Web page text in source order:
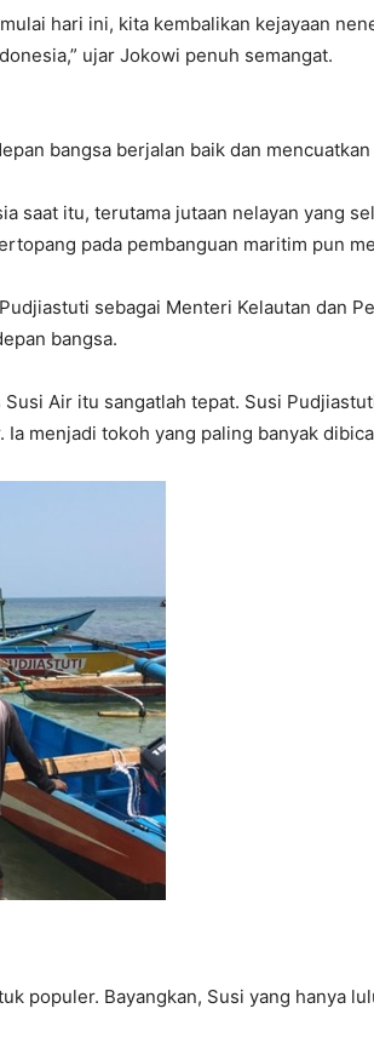
hari ini, kita kembalikan kejayaan
ujar Jokowi penuh semangat.
bangsa berjalan baik dan mencuatkan
saat itu, terutama jutaan nelayan yang
pada pembanguan maritim pun
sebagai Menteri Kelautan dan
bangsa.
Air itu sangatlah tepat. Susi
menjadi tokoh yang paling banyak
populer. Bayangkan, Susi yang hanya